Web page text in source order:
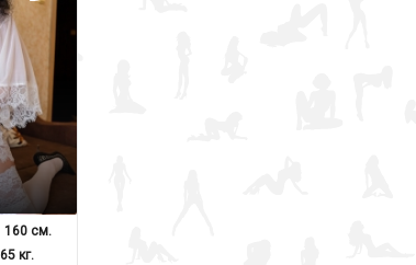
160 см.
65 кг.